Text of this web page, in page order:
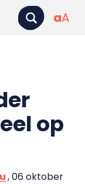
aA
op
, 06 oktober